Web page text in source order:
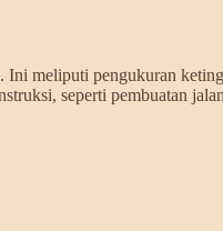
meliputi pengukuran
seperti pembuatan